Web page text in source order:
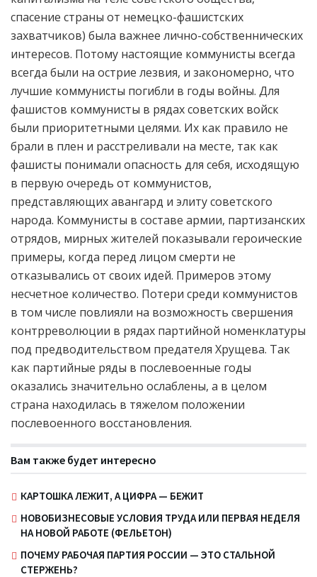
спасение страны от немецко-фашистских
захватчиков) была важнее лично-собственнических
интересов. Потому настоящие коммунисты всегда
всегда были на острие лезвия, и закономерно, что
лучшие коммунисты погибли в годы войны. Для
фашистов коммунисты в рядах советских войск
были приоритетными целями. Их как правило не
брали в плен и расстреливали на месте, так как
фашисты понимали опасность для себя, исходящую
в первую очередь от коммунистов,
представляющих авангард и элиту советского
народа. Коммунисты в составе армии, партизанских
отрядов, мирных жителей показывали героические
примеры, когда перед лицом смерти не
отказывались от своих идей. Примеров этому
несчетное количество. Потери среди коммунистов
в том числе повлияли на возможность свершения
контрреволюции в рядах партийной номенклатуры
под предводительством предателя Хрущева. Так
как партийные ряды в послевоенные годы
оказались значительно ослаблены, а в целом
страна находилась в тяжелом положении
послевоенного восстановления.
Вам также будет интересно
КАРТОШКА ЛЕЖИТ, А ЦИФРА — БЕЖИТ
НОВОБИЗНЕСОВЫЕ УСЛОВИЯ ТРУДА ИЛИ ПЕРВАЯ НЕДЕЛЯ
НА НОВОЙ РАБОТЕ (ФЕЛЬЕТОН)
ПОЧЕМУ РАБОЧАЯ ПАРТИЯ РОССИИ — ЭТО СТАЛЬНОЙ
СТЕРЖЕНЬ?